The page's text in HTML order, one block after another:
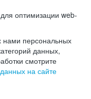
оптимизации web-
персональных
данных,
смотрите
на сайте